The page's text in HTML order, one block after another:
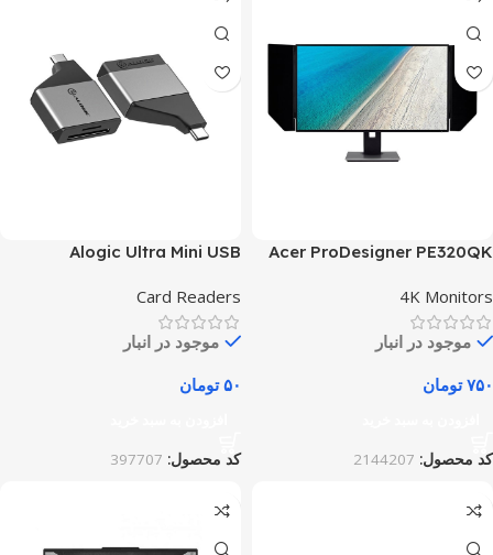
Acer ProDesigner PE320QK
4K Monitors
موجود در انبار
۷۵۰ تومان
کد محصول: 2144207
Alogic Ultra Mini USB
Card Readers
موجود در انبار
۵۰ تومان
کد محصول: 397707